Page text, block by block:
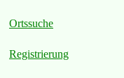
Ortssuche
Registrierung